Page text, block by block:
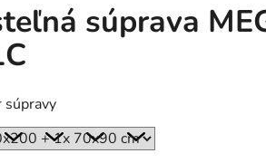
súprava
súpravy